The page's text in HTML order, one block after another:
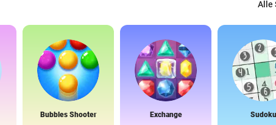
Alle
Bubbles Shooter Exchange Sudoku